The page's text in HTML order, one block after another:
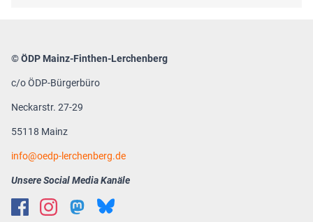
© ÖDP Mainz-Finthen-Lerchenberg
c/o ÖDP-Bürgerbüro
Neckarstr. 27-29
55118 Mainz
info oedp-lerchenberg.de
Unsere Social Media Kanäle